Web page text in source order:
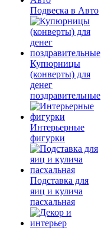
Подвеска в Авто
Купюрницы
(конверты) для
денег
поздравительные
Интерьерные
фигурки
Подставка для
яиц и кулича
пасхальная